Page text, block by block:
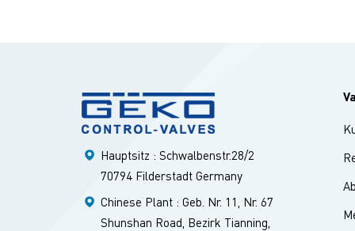
Hauptsitz : Schwalbenstr.28/2
70794 Filderstadt Germany
Chinese Plant : Geb. Nr. 11, Nr. 67
Shunshan Road, Bezirk Tianning,